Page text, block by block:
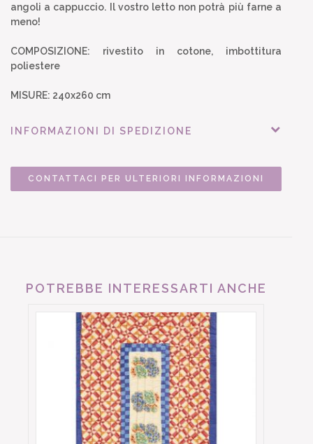
angoli a cappuccio. Il vostro letto non potrà più farne a
meno!
COMPOSIZIONE: rivestito in cotone, imbottitura
poliestere
MISURE: 240x260 cm
INFORMAZIONI DI SPEDIZIONE
CONTATTACI PER ULTERIORI INFORMAZIONI
POTREBBE INTERESSARTI ANCHE